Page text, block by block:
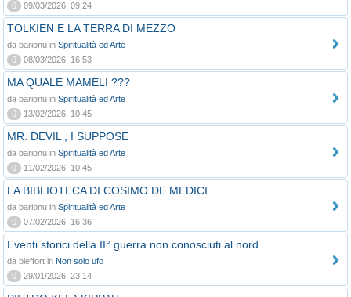
0
09/03/2026, 09:24
TOLKIEN E LA TERRA DI MEZZO
da barionu in Spiritualità ed Arte
0
08/03/2026, 16:53
MA QUALE MAMELI ???
da barionu in Spiritualità ed Arte
0
13/02/2026, 10:45
MR. DEVIL , I SUPPOSE
da barionu in Spiritualità ed Arte
0
11/02/2026, 10:45
LA BIBLIOTECA DI COSIMO DE MEDICI
da barionu in Spiritualità ed Arte
0
07/02/2026, 16:36
Eventi storici della II° guerra non conosciuti al nord.
da bleffort in Non solo ufo
0
29/01/2026, 23:14